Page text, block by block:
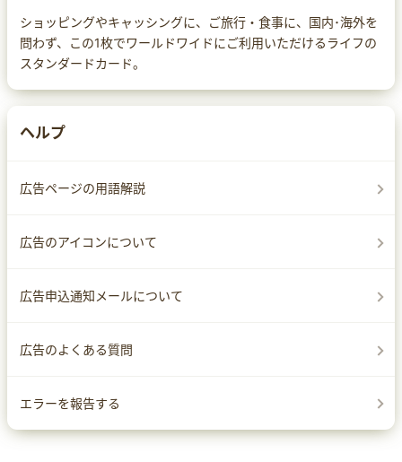
ショッピングやキャッシングに、ご旅行・食事に、国内･海外を
問わず、この1枚でワールドワイドにご利用いただけるライフの
スタンダードカード。
ヘルプ
広告ページの用語解説
広告のアイコンについて
広告申込通知メールについて
広告のよくある質問
エラーを報告する